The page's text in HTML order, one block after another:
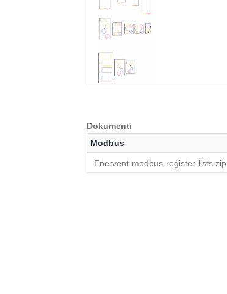
Dokumenti
Modbus
Enervent-modbus-register-lists.zip